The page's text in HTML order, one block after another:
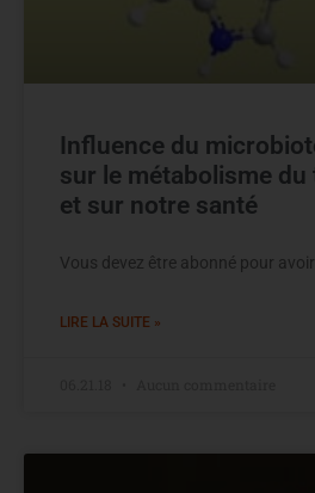
Influence du
sur le métabolisme
et sur notre santé
Vous devez être abonné pour
LIRE LA SUITE »